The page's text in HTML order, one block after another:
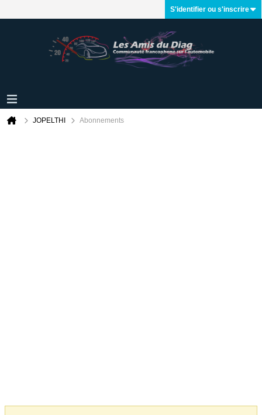
S'identifier ou s'inscrire
JOPELTHI Abonnements